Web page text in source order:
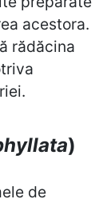
acestora.
rădăcina
)
de